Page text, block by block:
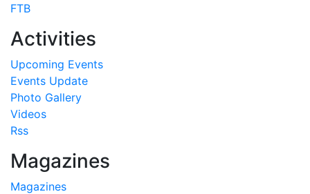
FTB
Activities
Upcoming Events
Events Update
Photo Gallery
Videos
Rss
Magazines
Magazines